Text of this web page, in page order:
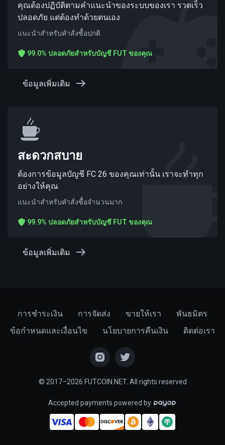
คุณต้องปฏิบัติตามคำแนะนำของระบบของเรา รวดเร็ว
ปลอดภัย แต่ต้องทำด้วยตนเอง
แนะนำสำหรับคำสั่งซื้อปกติ
99.0% ปลอดภัยสำหรับบัญชี FUT ของคุณ
ข้อมูลเพิ่มเติม
สะดวกสบาย
ต้องการข้อมูลบัญชี FC 26 ของคุณเท่านั้น เราจะทำทุก
อย่างให้คุณ
แนะนำสำหรับคำสั่งซื้อจำนวนมาก
99.9% ปลอดภัยสำหรับบัญชี FUT ของคุณ
ข้อมูลเพิ่มเติม
การชำระเงิน การจัดส่ง ขายให้เรา
พันธมิตร
ข้อกำหนดและเงื่อนไข
นโยบายการคืนเงิน ติดต่อเรา
© 2017–2026 FUTCOIN.NET. All rights reserved
Accepted payments powered by